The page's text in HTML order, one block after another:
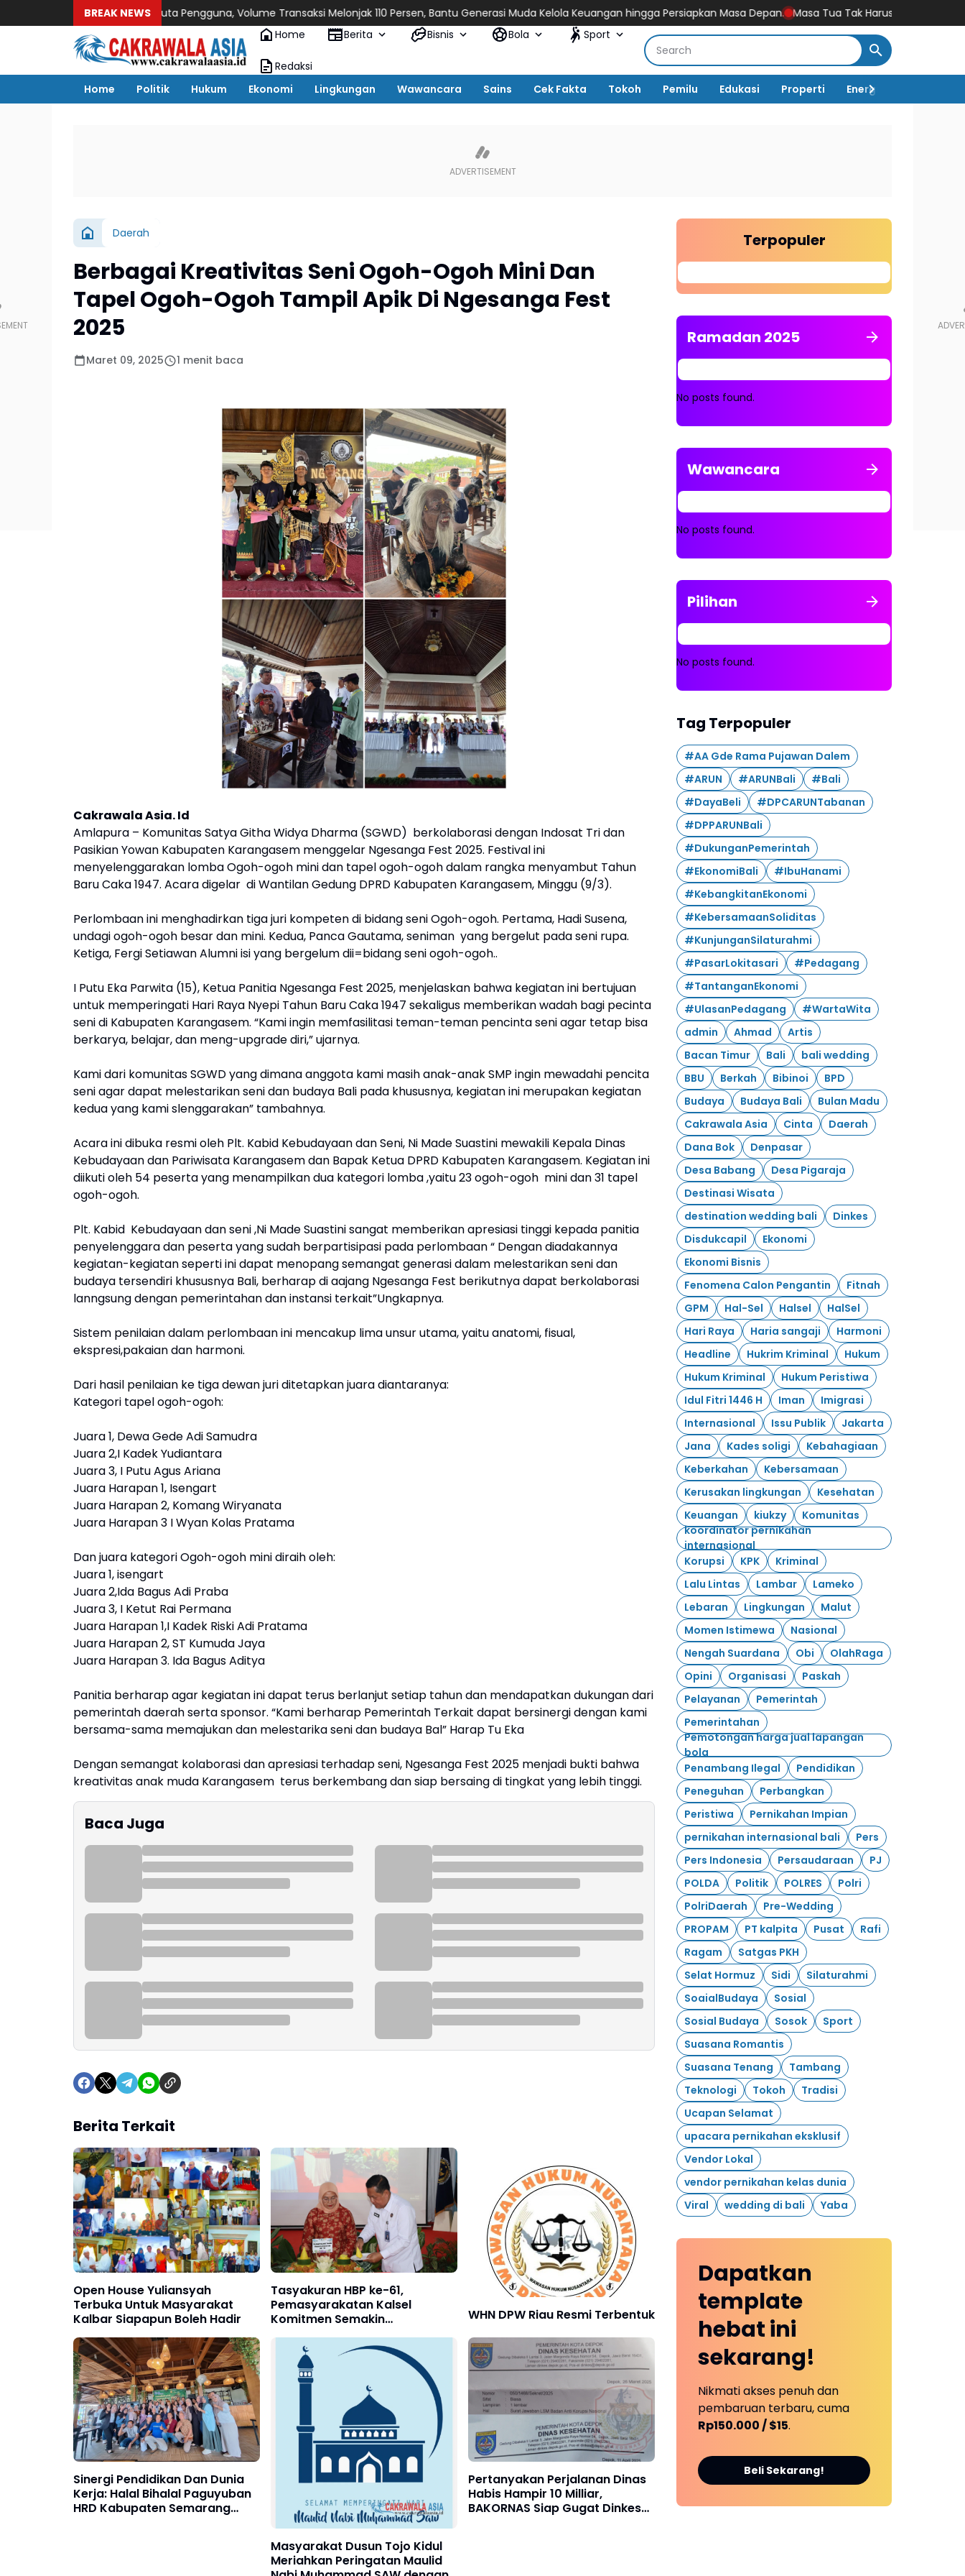
BREAK NEWS
Tembus 15,1 Juta Pengguna, Volume Transaksi Melonjak 110 Persen, Bantu Generasi Muda Kelola Keuangan hingga Persiapkan Masa Depan.
Masa Tua Tak Harus Menjadi Beban: Riset
Home
Berita Bisnis Bola Sport
Redaksi
Home
Politik Hukum Ekonomi Lingkungan Wawancara Sains Cek Fakta Tokoh Pemilu Edukasi Properti Energi
Daerah
Berbagai Kreativitas Seni Ogoh-Ogoh Mini Dan
Tapel Ogoh-Ogoh Tampil Apik Di Ngesanga Fest
2025
Maret 09, 2025 1 menit baca
Cakrawala Asia. Id
Amlapura – Komunitas Satya Githa Widya Dharma (SGWD) berkolaborasi dengan Indosat Tri dan
Pasikian Yowan Kabupaten Karangasem menggelar Ngesanga Fest 2025. Festival ini
menyelenggarakan lomba Ogoh-ogoh mini dan tapel ogoh-ogoh dalam rangka menyambut Tahun
Baru Caka 1947. Acara digelar di Wantilan Gedung DPRD Kabupaten Karangasem, Minggu (9/3).
Perlombaan ini menghadirkan tiga juri kompeten di bidang seni Ogoh-ogoh. Pertama, Hadi Susena,
undagi ogoh-ogoh besar dan mini. Kedua, Panca Gautama, seniman yang bergelut pada seni rupa.
Ketiga, Fergi Setiawan Alumni isi yang bergelum dii=bidang seni ogoh-ogoh..
I Putu Eka Parwita (15), Ketua Panitia Ngesanga Fest 2025, menjelaskan bahwa kegiatan ini bertujuan
untuk memperingati Hari Raya Nyepi Tahun Baru Caka 1947 sekaligus memberikan wadah bagi pecinta
seni di Kabupaten Karangasem. “Kami ingin memfasilitasi teman-teman pencinta seni agar tetap bisa
berkarya, belajar, dan meng-upgrade diri,” ujarnya.
Kami dari komunitas SGWD yang dimana anggota kami masih anak-anak SMP ingin mewadahi pencita
seni agar dapat melestarikan seni dan budaya Bali pada khususnya, kegiatan ini merupakan kegiatan
kedua yang kami slenggarakan” tambahnya.
Acara ini dibuka resmi oleh Plt. Kabid Kebudayaan dan Seni, Ni Made Suastini mewakili Kepala Dinas
Kebudayaan dan Pariwisata Karangasem dan Bapak Ketua DPRD Kabupaten Karangasem. Kegiatan ini
diikuti oleh 54 peserta yang menampilkan dua kategori lomba ,yaitu 23 ogoh-ogoh mini dan 31 tapel
ogoh-ogoh.
Plt. Kabid Kebudayaan dan seni ,Ni Made Suastini sangat memberikan apresiasi tinggi kepada panitia
penyelenggara dan peserta yang sudah berpartisipasi pada perlombaan “ Dengan diadakannya
kegiatan-kegiatan seperti ini dapat menopang semangat generasi dalam melestarikan seni dan
budaya tersendiri khususnya Bali, berharap di aajang Ngesanga Fest berikutnya dapat berkolaborasi
lanngsung dengan pemerintahan dan instansi terkait”Ungkapnya.
Sistem penilaian dalam perlombaan ini mencakup lima unsur utama, yaitu anatomi, fisual,
ekspresi,pakaian dan harmoni.
Dari hasil penilaian ke tiga dewan juri ditetapkan juara diantaranya:
Kategori tapel ogoh-ogoh:
Juara 1, Dewa Gede Adi Samudra
Juara 2,I Kadek Yudiantara
Juara 3, I Putu Agus Ariana
Juara Harapan 1, Isengart
Juara Harapan 2, Komang Wiryanata
Juara Harapan 3 I Wyan Kolas Pratama
Dan juara kategori Ogoh-ogoh mini diraih oleh:
Juara 1, isengart
Juara 2,Ida Bagus Adi Praba
Juara 3, I Ketut Rai Permana
Juara Harapan 1,I Kadek Riski Adi Pratama
Juara Harapan 2, ST Kumuda Jaya
Juara Harapan 3. Ida Bagus Aditya
Panitia berharap agar kegiatan ini dapat terus berlanjut setiap tahun dan mendapatkan dukungan dari
pemerintah daerah serta sponsor. “Kami berharap Pemerintah Terkait dapat bersinergi dengan kami
bersama-sama memajukan dan melestarika seni dan budaya Bal” Harap Tu Eka
Dengan semangat kolaborasi dan apresiasi terhadap seni, Ngesanga Fest 2025 menjadi bukti bahwa
kreativitas anak muda Karangasem terus berkembang dan siap bersaing di tingkat yang lebih tinggi.
Baca Juga
Berita Terkait
Open House Yuliansyah
Terbuka Untuk Masyarakat
Kalbar Siapapun Boleh Hadir
Tasyakuran HBP ke-61,
Pemasyarakatan Kalsel
Komitmen Semakin
Bermanfaat untuk Masyarakat
WHN DPW Riau Resmi Terbentuk
Sinergi Pendidikan Dan Dunia
Kerja: Halal Bihalal Paguyuban
HRD Kabupaten Semarang
Masyarakat Dusun Tojo Kidul
Meriahkan Peringatan Maulid
Pertanyakan Perjalanan Dinas
Habis Hampir 10 Milliar,
BAKORNAS Siap Gugat Dinkes
Terpopuler
Ramadan 2025
No posts found.
Wawancara
No posts found.
Pilihan
No posts found.
Tag Terpopuler
#AA Gde Rama Pujawan Dalem
#ARUN
#ARUNBali
#Bali
#DayaBeli
#DPCARUNTabanan
#DPPARUNBali
#DukunganPemerintah
#EkonomiBali
#IbuHanami
#KebangkitanEkonomi
#KebersamaanSoliditas
#KunjunganSilaturahmi
#PasarLokitasari
#Pedagang
#TantanganEkonomi
#UlasanPedagang
#WartaWita
admin
Ahmad
Artis
Bacan Timur
Bali
bali wedding
BBU
Berkah Bibinoi
BPD
Budaya
Budaya Bali
Bulan Madu
Cakrawala Asia
Cinta
Daerah
Dana Bok
Denpasar
Desa Babang
Desa Pigaraja
Destinasi Wisata
destination wedding bali
Dinkes
Disdukcapil
Ekonomi
Ekonomi Bisnis
Fenomena Calon Pengantin
Fitnah
GPM
Hal-Sel Halsel
HalSel
Hari Raya
Haria sangaji
Harmoni
Headline
Hukrim Kriminal
Hukum
Hukum Kriminal
Hukum Peristiwa
Idul Fitri 1446 H
Iman
Imigrasi
Internasional
Issu Publik
Jakarta
Jana
Kades soligi
Kebahagiaan
Keberkahan
Kebersamaan
Kerusakan lingkungan
Kesehatan
Keuangan
kiukzy
Komunitas
koordinator pernikahan
internasional
Korupsi
KPK
Kriminal
Lalu Lintas
Lambar
Lameko
Lebaran
Lingkungan
Malut
Momen Istimewa
Nasional
Nengah Suardana
Obi
OlahRaga
Opini
Organisasi
Paskah
Pelayanan
Pemerintah
Pemerintahan
Pemotongan harga jual lapangan
bola
Penambang Ilegal
Pendidikan
Peneguhan
Perbangkan
Peristiwa
Pernikahan Impian
pernikahan internasional bali
Pers
Pers Indonesia
Persaudaraan
PJ
POLDA
Politik POLRES
Polri
PolriDaerah
Pre-Wedding
PROPAM
PT kalpita Pusat
Rafi
Ragam
Satgas PKH
Selat Hormuz
Sidi
Silaturahmi
SoaialBudaya
Sosial
Sosial Budaya
Sosok
Sport
Suasana Romantis
Suasana Tenang
Tambang
Teknologi
Tokoh
Tradisi
Ucapan Selamat
upacara pernikahan eksklusif
Vendor Lokal
vendor pernikahan kelas dunia
Viral
wedding di bali Yaba
Dapatkan
template
hebat ini
sekarang!
Nikmati akses penuh dan
pembaruan terbaru, cuma
Rp150.000 / $15.
Beli Sekarang!